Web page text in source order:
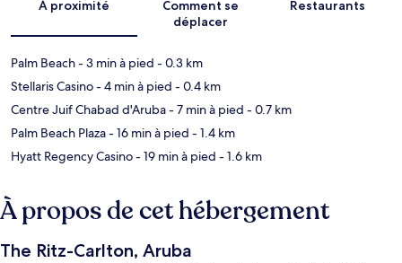
À proximité
Comment se
déplacer
Restaurants
Palm Beach- 3 min à pied - 0.3 km
Stellaris Casino- 4 min à pied - 0.4 km
Centre Juif Chabad d'Aruba- 7 min à pied - 0.7 km
Palm Beach Plaza- 16 min à pied - 1.4 km
Hyatt Regency Casino- 19 min à pied - 1.6 km
À propos de cet hébergement
The Ritz-Carlton, Aruba